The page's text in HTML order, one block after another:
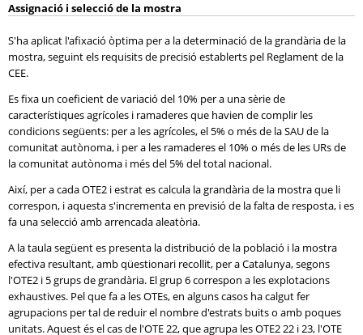
Assignació i selecció de la mostra
S'ha aplicat l'afixació òptima per a la determinació de la grandària de la
mostra, seguint els requisits de precisió establerts pel Reglament de la
CEE.
Es fixa un coeficient de variació del 10% per a una sèrie de
característiques agrícoles i ramaderes que havien de complir les
condicions següents: per a les agrícoles, el 5% o més de la SAU de la
comunitat autònoma, i per a les ramaderes el 10% o més de les URs de
la comunitat autònoma i més del 5% del total nacional.
Així, per a cada OTE2 i estrat es calcula la grandària de la mostra que li
correspon, i aquesta s'incrementa en previsió de la falta de resposta, i es
fa una selecció amb arrencada aleatòria.
A la taula següent es presenta la distribució de la població i la mostra
efectiva resultant, amb qüestionari recollit, per a Catalunya, segons
l'OTE2 i 5 grups de grandària. El grup 6 correspon a les explotacions
exhaustives. Pel que fa a les OTEs, en alguns casos ha calgut fer
agrupacions per tal de reduir el nombre d'estrats buits o amb poques
unitats. Aquest és el cas de l'OTE 22, que agrupa les OTE2 22 i 23, l'OTE